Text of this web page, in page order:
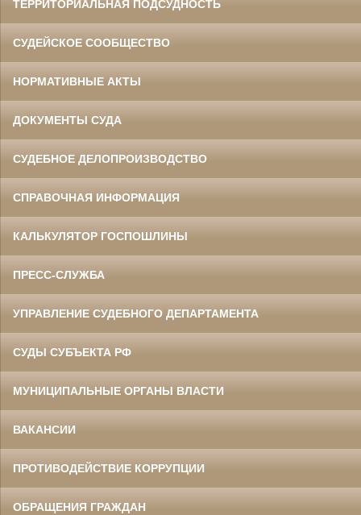
ТЕРРИТОРИАЛЬНАЯ ПОДСУДНОСТЬ
СУДЕЙСКОЕ СООБЩЕСТВО
НОРМАТИВНЫЕ АКТЫ
ДОКУМЕНТЫ СУДА
СУДЕБНОЕ ДЕЛОПРОИЗВОДСТВО
СПРАВОЧНАЯ ИНФОРМАЦИЯ
КАЛЬКУЛЯТОР ГОСПОШЛИНЫ
ПРЕСС-СЛУЖБА
УПРАВЛЕНИЕ СУДЕБНОГО ДЕПАРТАМЕНТА
СУДЫ СУБЪЕКТА РФ
МУНИЦИПАЛЬНЫЕ ОРГАНЫ ВЛАСТИ
ВАКАНСИИ
ПРОТИВОДЕЙСТВИЕ КОРРУПЦИИ
ОБРАЩЕНИЯ ГРАЖДАН